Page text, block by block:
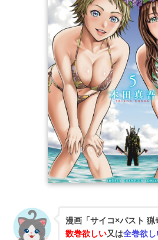
漫画「サイコ×パスト
数巻欲しい又は全巻欲